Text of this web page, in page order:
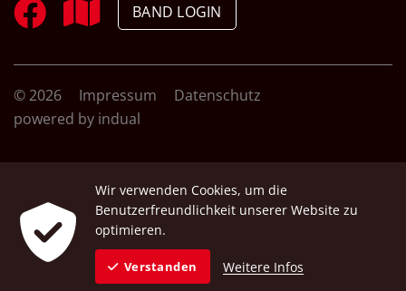
BAND LOGIN
© 2026 Impressum
Datenschutz
powered by indual
Wir verwenden Cookies, um die
Benutzerfreundlichkeit unserer Website zu
optimieren.
Verstanden Weitere Infos